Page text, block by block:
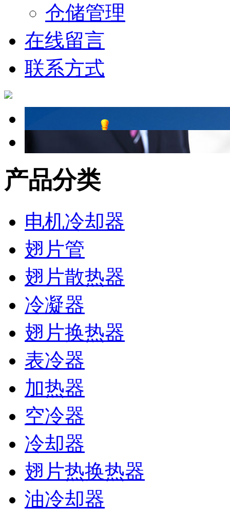
仓储管理
在线留言
联系方式
产品分类
电机冷却器
翅片管
翅片散热器
冷凝器
翅片换热器
表冷器
加热器
空冷器
冷却器
翅片热换热器
油冷却器